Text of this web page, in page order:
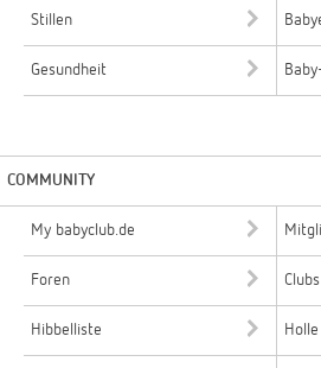
Stillen
Gesundheit
COMMUNITY
My babyclub.de
Foren Clubs
Hibbelliste